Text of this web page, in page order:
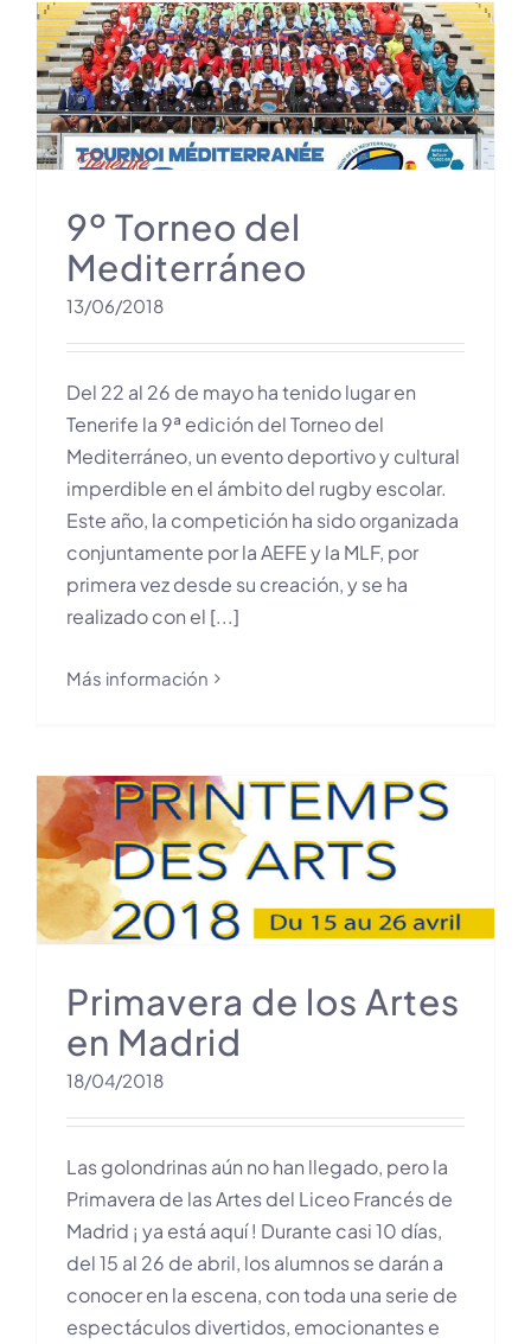
9º Torneo del
Mediterráneo
13/06/2018
Del 22 al 26 de mayo ha tenido lugar en
Tenerife la 9ª edición del Torneo del
Mediterráneo, un evento deportivo y cultural
imperdible en el ámbito del rugby escolar.
Este año, la competición ha sido organizada
conjuntamente por la AEFE y la MLF, por
primera vez desde su creación, y se ha
realizado con el [...]
Más información
Primavera de los Artes
en Madrid
18/04/2018
Las golondrinas aún no han llegado, pero la
Primavera de las Artes del Liceo Francés de
Madrid ¡ ya está aquí ! Durante casi 10 días,
del 15 al 26 de abril, los alumnos se darán a
conocer en la escena, con toda una serie de
espectáculos divertidos, emocionantes e